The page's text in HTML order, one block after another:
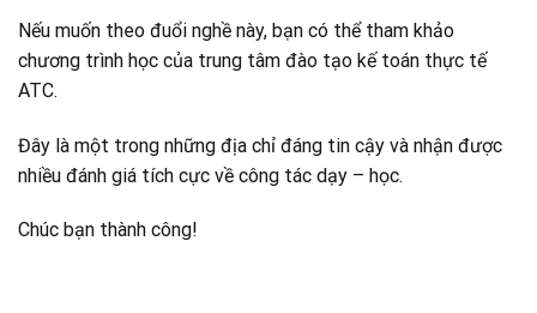
Nếu muốn theo đuổi nghề này, bạn có thể tham khảo
chương trình học của trung tâm đào tạo kế toán thực tế
ATC.
Đây là một trong những địa chỉ đáng tin cậy và nhận được
nhiều đánh giá tích cực về công tác dạy – học.
Chúc bạn thành công!